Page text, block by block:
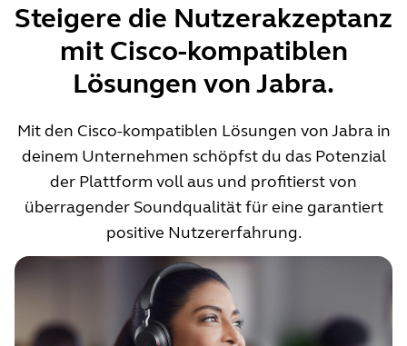
Steigere die Nutzerakzeptanz
mit Cisco-kompatiblen
Lösungen von Jabra.
Mit den Cisco-kompatiblen Lösungen von Jabra in
deinem Unternehmen schöpfst du das Potenzial
der Plattform voll aus und profitierst von
überragender Soundqualität für eine garantiert
positive Nutzererfahrung.